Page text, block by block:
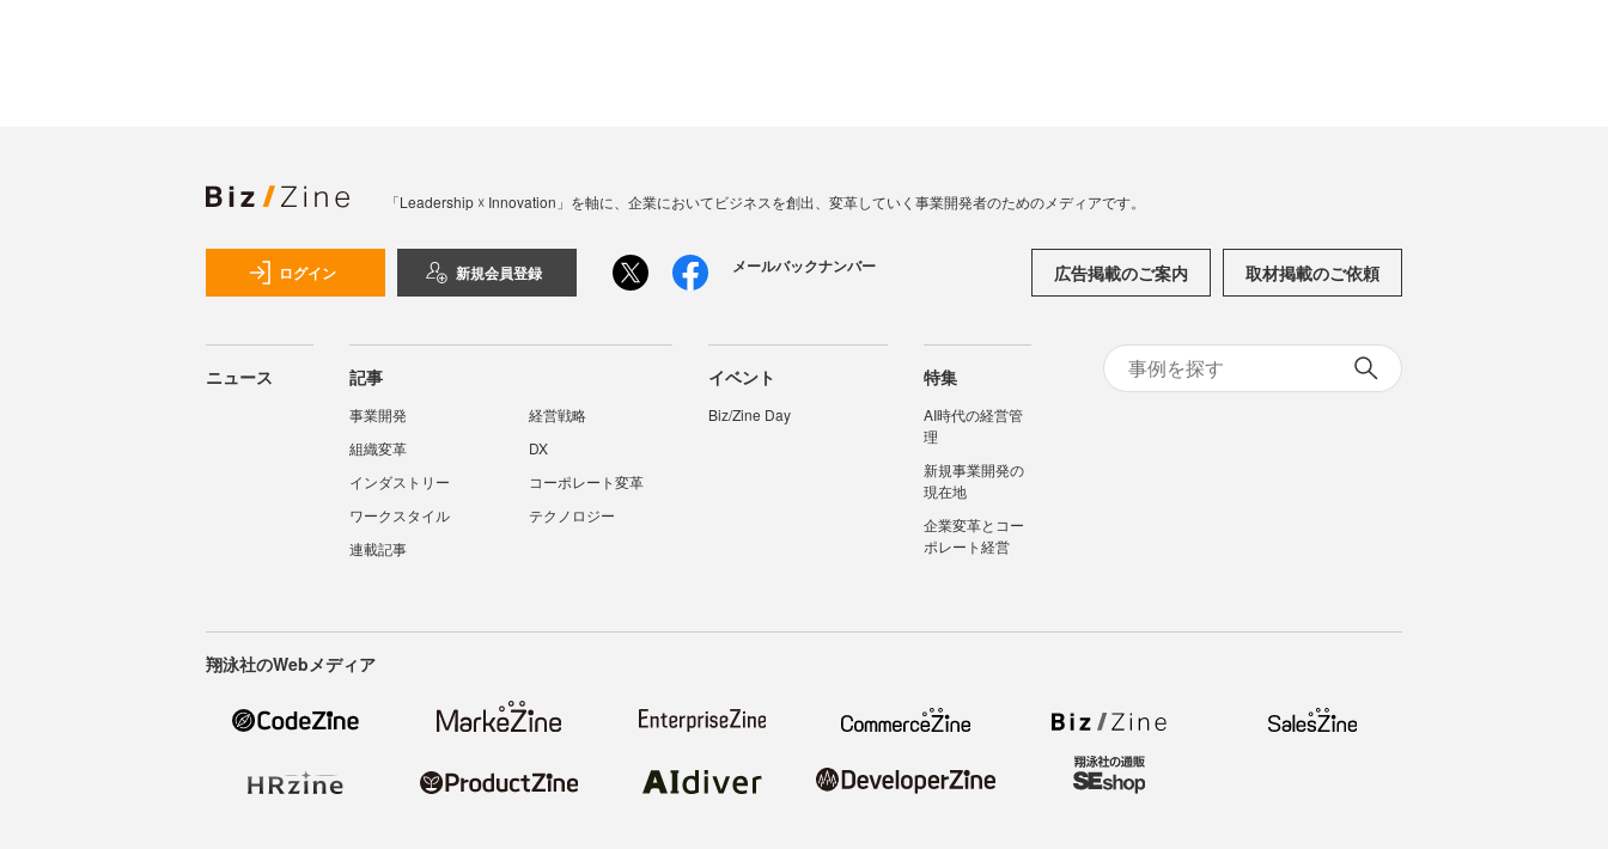
「Leadership ☓ Innovation」を軸に、企業においてビジネスを創出、変革していく事業開発者のためのメディアです。
ログイン 新規会員登録 メールバックナンバー 広告掲載のご案内 取材掲載のご依頼
ニュース 記事
事業開発
経営戦略
組織変革
DX
インダストリー
コーポレート変革
ワークスタイル
テクノロジー
連載記事
イベント
Biz/Zine Day
特集
AI時代の経営管
理
新規事業開発の
現在地
企業変革とコー
ポレート経営
翔泳社のWebメディア